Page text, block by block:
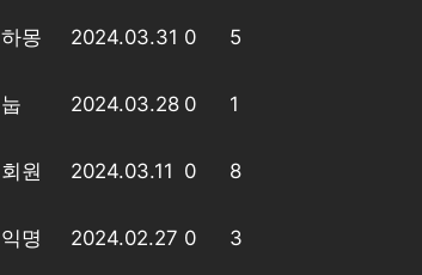
하몽 2024.03.31 0 5
눕 2024.03.28 0 1
회원 2024.03.11 0 8
익명 2024.02.27 0 3